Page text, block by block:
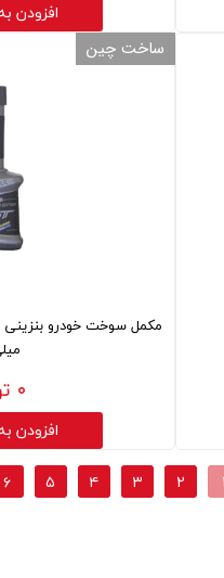
افزودن
۰ تومان
افزودن
ساخت چین
۱ ۲ ۳ ۴ ۵ ۶